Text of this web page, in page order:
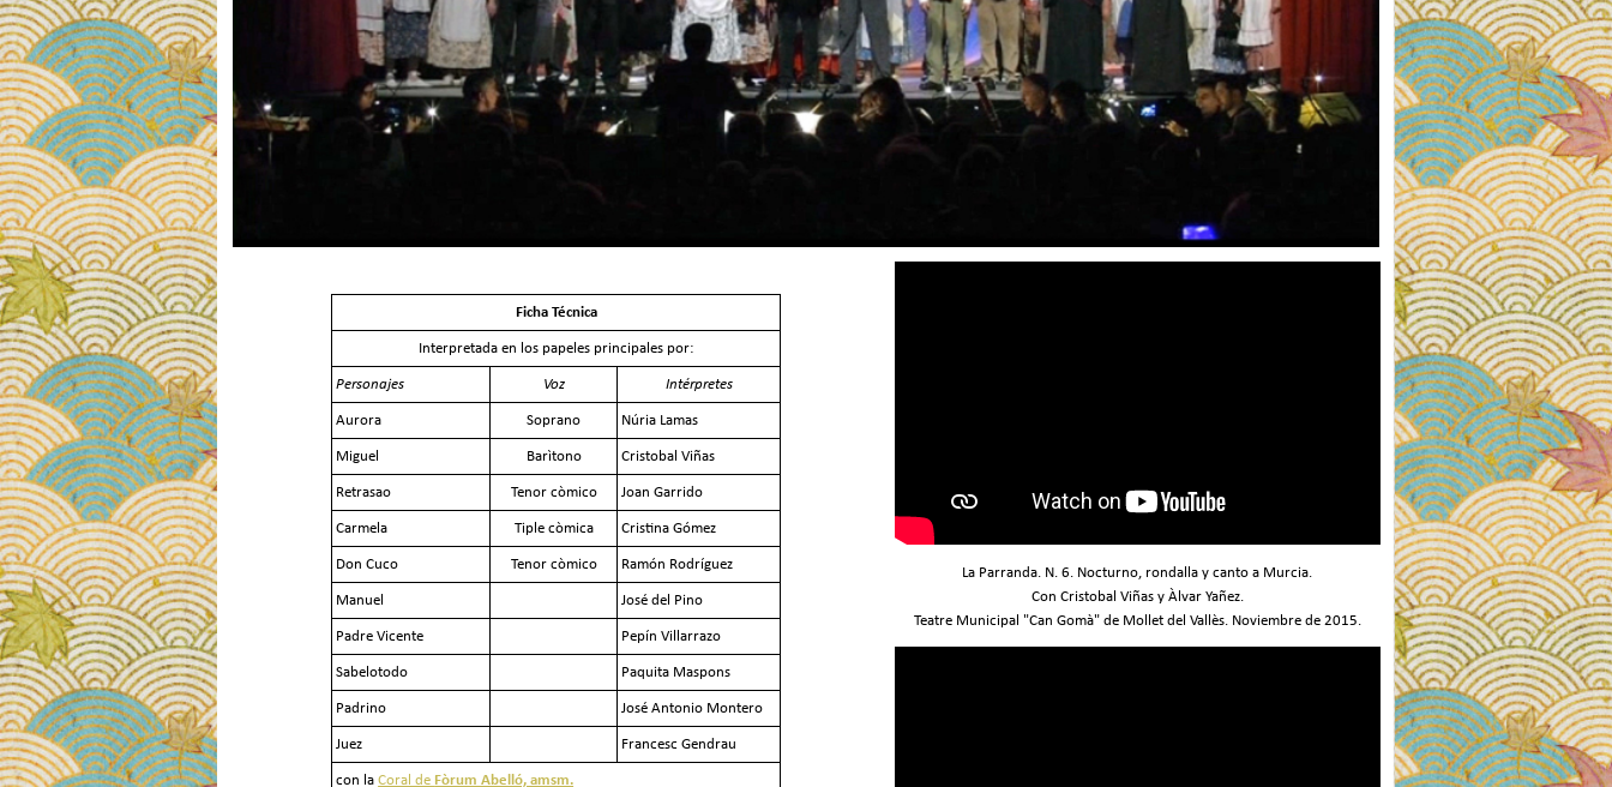
La Parranda. N. 6. Nocturno, rondalla y canto a Murcia.
Con Cristobal Viñas y Àlvar Yañez.
Teatre Municipal "Can Gomà" de Mollet del Vallès. Noviembre de 2015.
Ficha Técnica
Interpretada en los papeles principales por:
Personajes Voz Intérpretes
Aurora Soprano Núria Lamas
Miguel Barìtono Cristobal Viñas
Retrasao Tenor còmico Joan Garrido
Carmela Tiple còmica Cristina Gómez
Don Cuco Tenor còmico Ramón Rodríguez
Manuel José del Pino
Padre Vicente Pepín Villarrazo
Sabelotodo Paquita Maspons
Padrino José Antonio Montero
Juez Francesc Gendrau
con laCoral de Fòrum Abelló, amsm.